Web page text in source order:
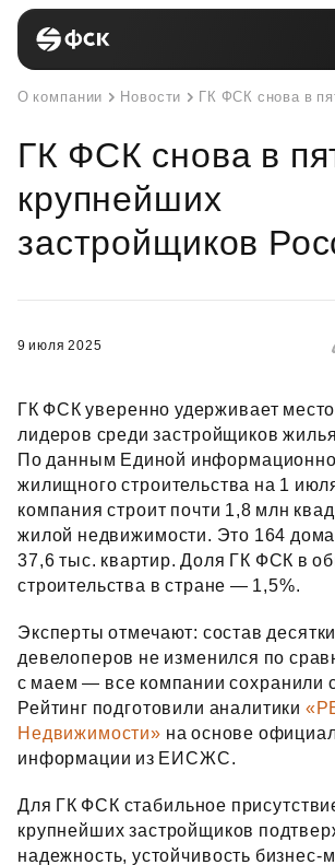
О компании Новости ГК ФСК снова в
ГК ФСК снова в
крупнейших
застройщиков
9 июля 2025
ГК ФСК уверенно удерживает
лидеров среди застройщиков
По данным Единой
жилищного строительства на 1
компания строит почти 1,8 млн
жилой недвижимости. Это 164
37,6 тыс. квартир. Доля ГК ФСК в
строительства в стране — 1,5%.
Эксперты отмечают: состав
девелоперов не изменился по
с маем — все компании сохранили
Рейтинг подготовили аналитики
Недвижимости» на основе
информации из ЕИСЖС.
Для ГК ФСК стабильное
крупнейших застройщиков
надежность, устойчивость